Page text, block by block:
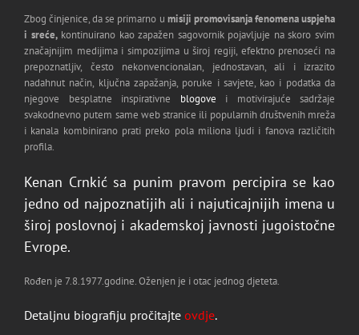
Zbog činjenice, da se primarno u misiji promovisanja fenomena uspjeha
i sreće,kontinuirano kao zapažen sagovornik pojavljuje na skoro svim
značajnijim medijima i simpozijima u široj regiji, efektno prenoseći na
prepoznatljiv, često nekonvencionalan, jednostavan, ali i izrazito
nadahnut način, ključna zapažanja, poruke i savjete, kao i podatka da
njegove besplatne inspirativne blogove i motivirajuće sadržaje
svakodnevno putem same web stranice ili popularnih društvenih mreža
i kanala kombinirano prati preko pola miliona ljudi i fanova različitih
profila.
Kenan Crnkićsa punim pravom percipira se kao
jedno od najpoznatijih ali i najuticajnijih imena u
široj poslovnoj i akademskoj javnosti jugoistočne
Evrope.
Rođen je 7.8.1977.godine. Oženjen je i otac jednog djeteta.
Detaljnu biografiju pročitajte ovdje.